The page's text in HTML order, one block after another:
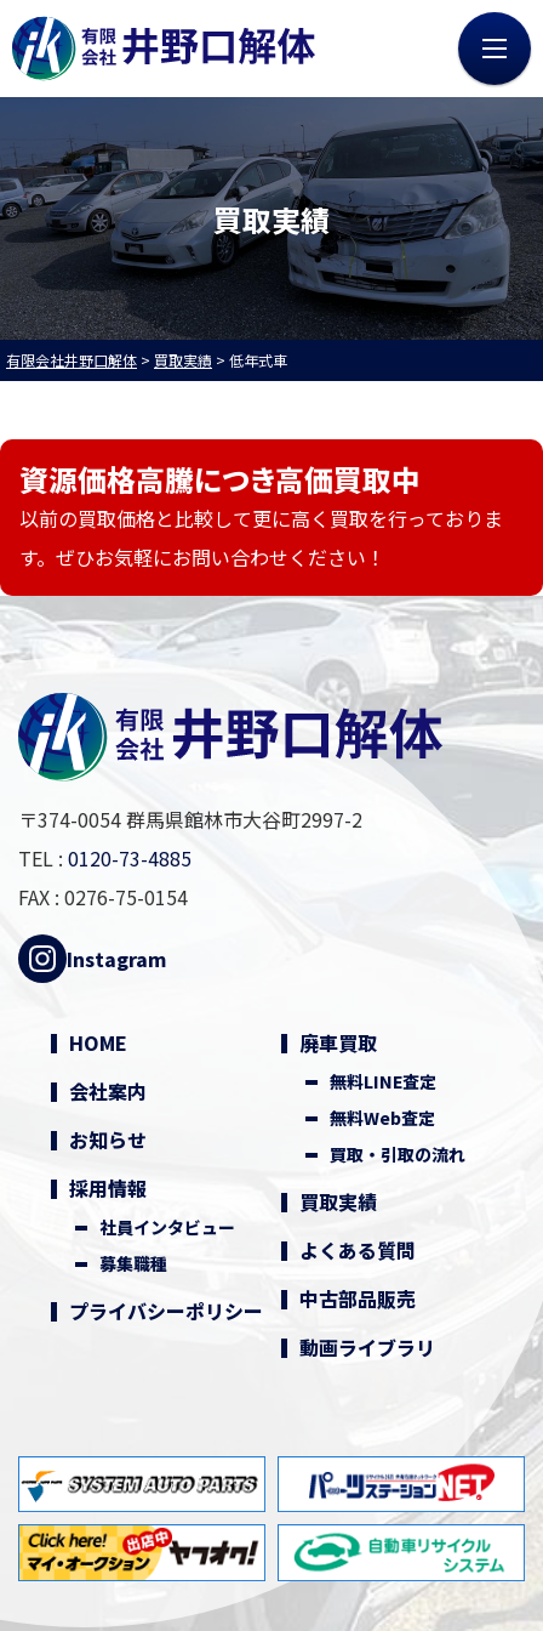
0120-73-4885
HOME
会社案内
お知らせ
採用情報
募集職種
プライバシーポリシー
廃車買取
無料LINE査定
無料Web査定
買取・引取の流れ
買取実績
中古部品販売
動画ライブラリ
買取実績
有限会社井野口解体 > 買取実績 > 低年式車
資源価格高騰につき高価買取中
以前の買取価格と比較して更に高く買取を行っておりま
す。ぜひお気軽にお問い合わせください！
〒374-0054 群馬県館林市大谷町2997-2
TEL : 0120-73-4885
FAX : 0276-75-0154
Instagram
HOME
会社案内
お知らせ
採用情報
社員インタビュー
募集職種
プライバシーポリシー
廃車買取
無料LINE査定
無料Web査定
買取・引取の流れ
買取実績
よくある質問
中古部品販売
動画ライブラリ